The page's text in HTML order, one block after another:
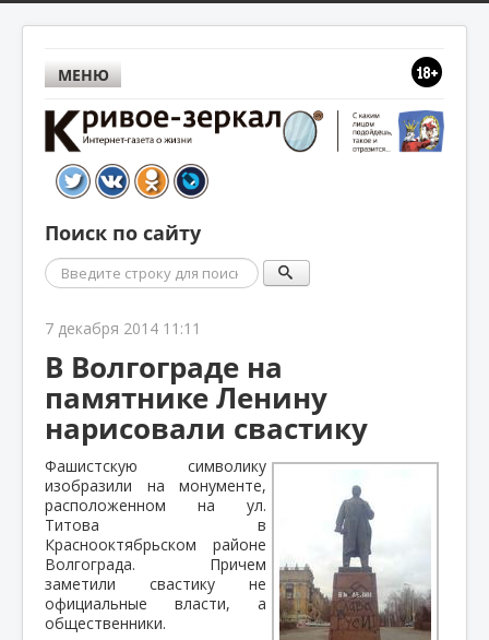
МЕНЮ
Поиск по сайту
Поиск
7 декабря 2014 11:11
В Волгограде на
памятнике Ленину
нарисовали свастику
Фашистскую символику
изобразили на монументе,
расположенном на ул.
Титова в
Краснооктябрьском районе
Волгограда. Причем
заметили свастику не
официальные власти, а
общественники.